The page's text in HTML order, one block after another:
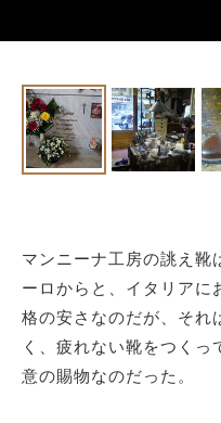
マンニーナ工房の誂え靴
ーロからと、イタリアに
格の安さなのだが、それ
く、疲れない靴をつく
意の賜物なのだった。